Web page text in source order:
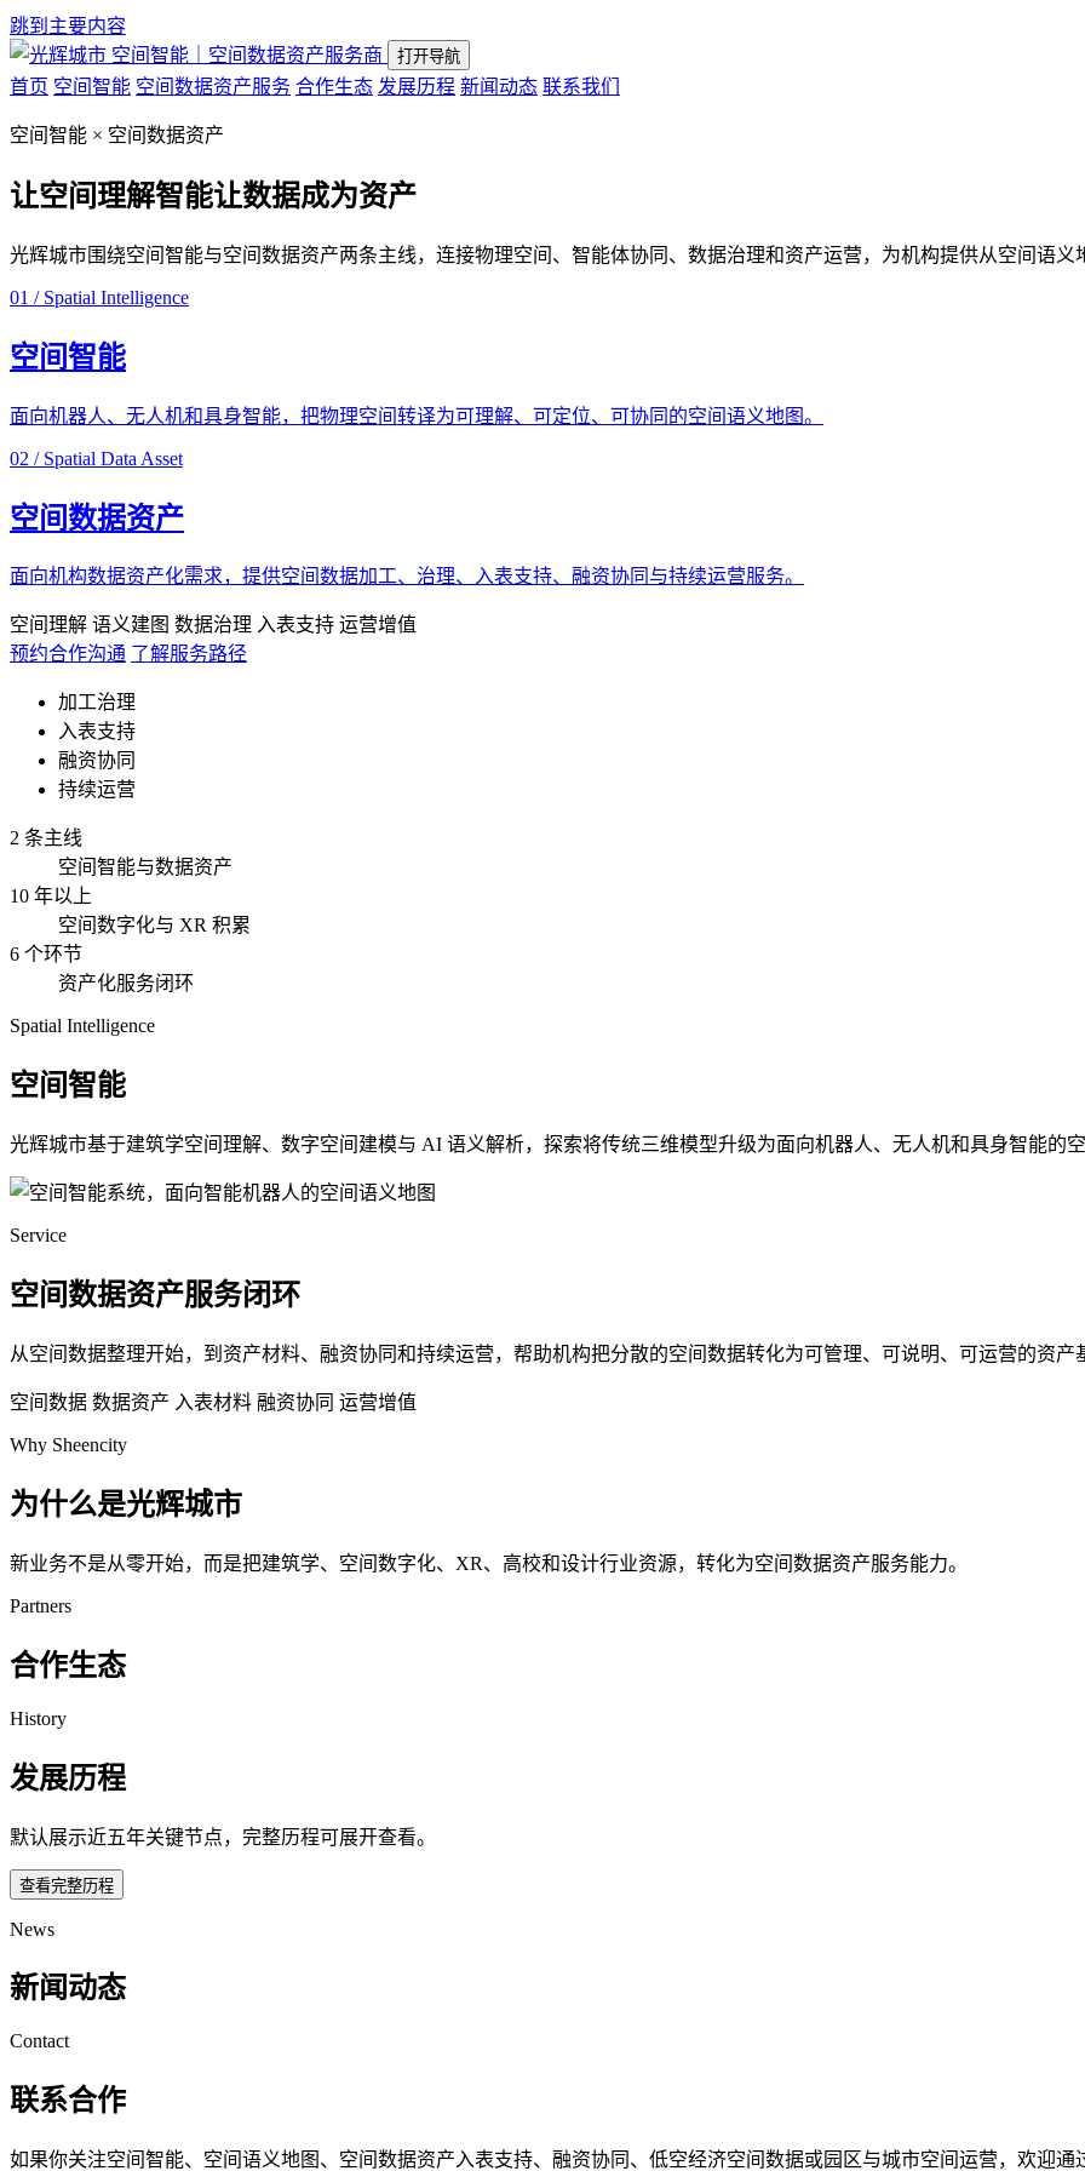
跳到主要内容
空间智能｜空间数据资产服务商
打开导航
首页 空间智能 空间数据资产服务 合作生态 发展历程 新闻动态 联系我们
空间智能 × 空间数据资产
让空间理解智能让数据成为资产
光辉城市围绕空间智能与空间数据资产两条主线，连接物理空间、智能体协同、数据治理和资产运营，为机构提供从空间语义
01 / Spatial Intelligence
空间智能
面向机器人、无人机和具身智能，把物理空间转译为可理解、可定位、可协同的空间语义地图。
02 / Spatial Data Asset
空间数据资产
面向机构数据资产化需求，提供空间数据加工、治理、入表支持、融资协同与持续运营服务。
空间理解 语义建图 数据治理 入表支持 运营增值
预约合作沟通 了解服务路径
加工治理
入表支持
融资协同
持续运营
2 条主线
空间智能与数据资产
10 年以上
空间数字化与 XR 积累
6 个环节
资产化服务闭环
Spatial Intelligence
空间智能
光辉城市基于建筑学空间理解、数字空间建模与 AI 语义解析，探索将传统三维模型升级为面向机器人、无人机和具身智能的空
Service
空间数据资产服务闭环
从空间数据整理开始，到资产材料、融资协同和持续运营，帮助机构把分散的空间数据转化为可管理、可说明、可运营的资产
空间数据 数据资产 入表材料 融资协同 运营增值
Why Sheencity
为什么是光辉城市
新业务不是从零开始，而是把建筑学、空间数字化、XR、高校和设计行业资源，转化为空间数据资产服务能力。
Partners
合作生态
History
发展历程
默认展示近五年关键节点，完整历程可展开查看。
查看完整历程
News
新闻动态
Contact
联系合作
如果你关注空间智能、空间语义地图、空间数据资产入表支持、融资协同、低空经济空间数据或园区与城市空间运营，欢迎通